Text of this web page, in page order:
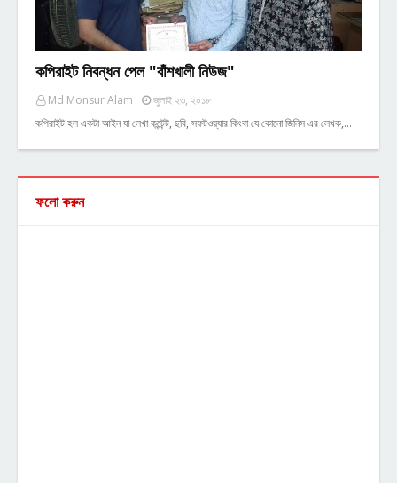
কপিরাইট নিবন্ধন পেল "বাঁশখালী নিউজ"
Md Monsur Alam
জুলাই ২৩, ২০১৮
কপিরাইট হল একটা আইন যা লেখা কন্টেন্ট, ছবি, সফটওয়্যার কিংবা যে কোনো জিনিস এর লেখক,…
ফলো করুন